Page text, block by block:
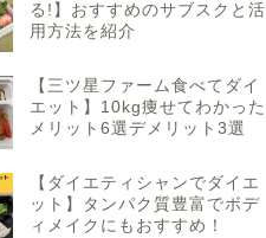
る!】おすすめのサブスクと活
用方法を紹介
【三ツ星ファーム食べてダイ
エット】10kg痩せてわかった
メリット6選デメリット3選
【ダイエティシャンでダイエ
ット】タンパク質豊富でボデ
ィメイクにもおすすめ！